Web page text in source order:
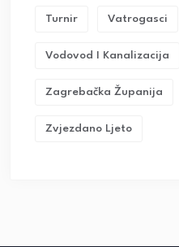
Turnir Vatrogasci
Vodovod I Kanalizacija
Zagrebačka Županija
Zvjezdano Ljeto